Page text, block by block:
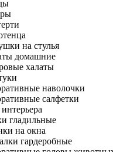
на стулья
домашние
халаты
наволочки
салфетки
гладильные
на окна
гардеробные